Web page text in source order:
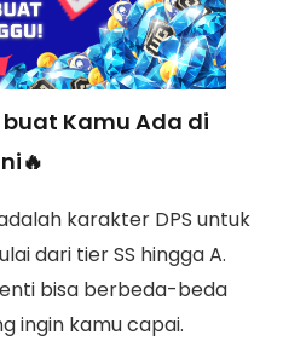
buat Kamu Ada di
karakter DPS untuk
dari tier SS hingga A.
bisa berbeda-beda
ingin kamu capai.